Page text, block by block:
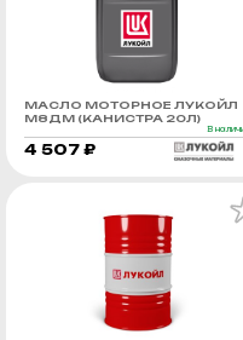
МАСЛО МОТОРНОЕ ЛУКОЙЛ
М8ДМ (КАНИСТРА 20Л)
В
4 507 ₽